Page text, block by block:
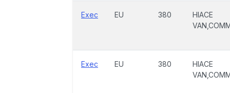
Exec EU 380
HIACE
Exec EU 380
HIACE